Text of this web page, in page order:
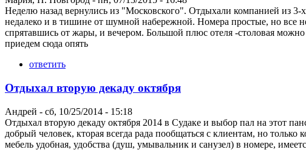
Неделю назад вернулись из "Московского". Отдыхали компанией из 3-
недалеко и в тишине от шумной набережной. Номера простые, но все
спрятавшись от жары, и вечером. Большой плюс отеля -столовая
приедем сюда опять
ответить
Отдыхал вторую декаду октября
Андрей - сб, 10/25/2014 - 15:18
Отдыхал вторую декаду октября 2014 в Судаке и выбор пал на этот
добрый человек, кторая всегда рада пообщаться с клиентам, но
мебель удобная, удобства (душ, умывальник и санузел) в номере,